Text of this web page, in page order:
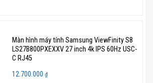
1147.6 x 363.5 x 291.0 mm (Không
Màn hình máy tính Samsung ViewFinity S8
LS27B800PXEXXV 27 inch 4k IPS 60Hz USC-
C RJ45
12.700.000 ₫